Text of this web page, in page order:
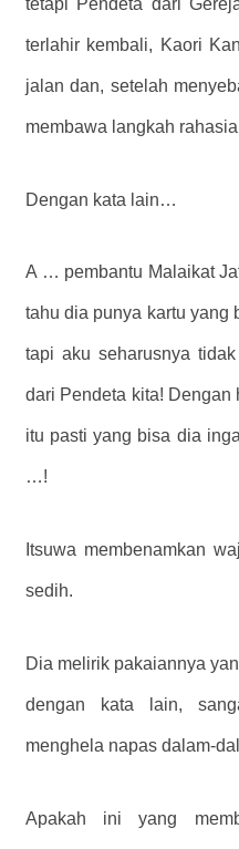
terlahir kembali, Kaori
jalan dan, setelah
membawa langkah
Dengan kata lain…
A … pembantu Malaikat
tahu dia punya kartu yang
tapi aku seharusnya
dari Pendeta kita! Dengan
itu pasti yang bisa dia
…!
Itsuwa membenamkan
sedih.
Dia melirik pakaiannya
dengan kata lain,
menghela napas dalam-
Apakah ini yang